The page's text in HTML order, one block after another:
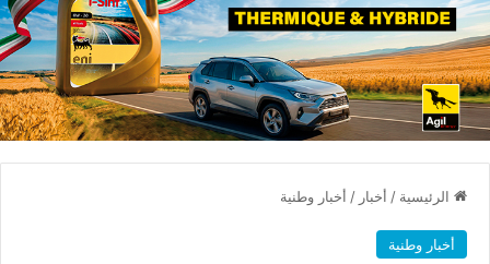
الرئيسية / أخبار / أخبار وطنية
أخبار وطنية